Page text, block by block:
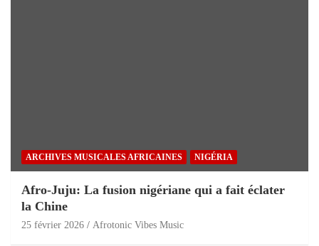
ARCHIVES MUSICALES AFRICAINES NIGÉRIA
Afro-Juju: La fusion nigériane qui a fait éclater
la Chine
25 février 2026 Afrotonic Vibes Music